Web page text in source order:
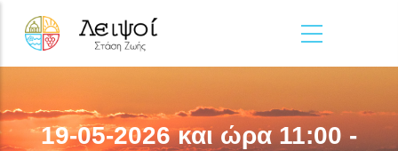
19-05-2026 και ώρα 11:00 -